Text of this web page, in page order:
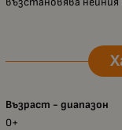
Възраст - диапазон
0+